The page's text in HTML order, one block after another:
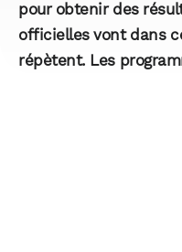
pour obtenir des
officielles vont dans
répètent. Les